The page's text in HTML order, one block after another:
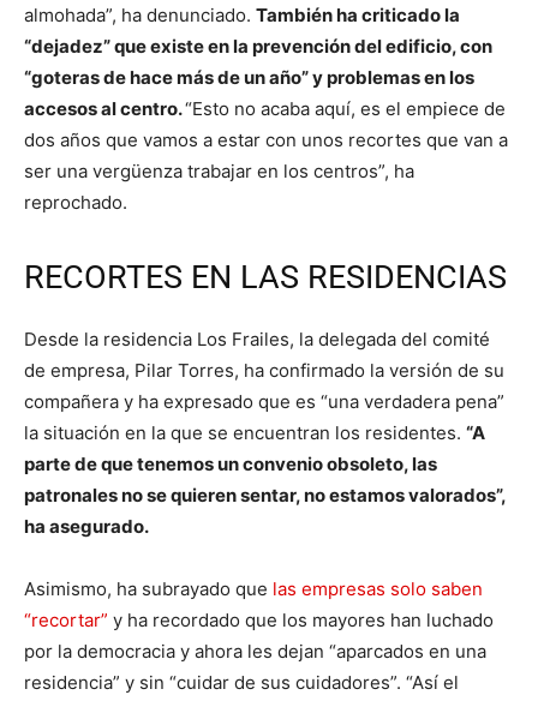
almohada”, ha denunciado. También ha criticado la
“dejadez” que existe en la prevención del edificio, con
“goteras de hace más de un año” y problemas en los
accesos al centro.“Esto no acaba aquí, es el empiece de
dos años que vamos a estar con unos recortes que van a
ser una vergüenza trabajar en los centros”, ha
reprochado.
RECORTES EN LAS RESIDENCIAS
Desde la residencia Los Frailes, la delegada del comité
de empresa, Pilar Torres, ha confirmado la versión de su
compañera y ha expresado que es “una verdadera pena”
la situación en la que se encuentran los residentes. “A
parte de que tenemos un convenio obsoleto, las
patronales no se quieren sentar, no estamos valorados”,
ha asegurado.
Asimismo, ha subrayado que las empresas solo saben
“recortar” y ha recordado que los mayores han luchado
por la democracia y ahora les dejan “aparcados en una
residencia” y sin “cuidar de sus cuidadores”. “Así el